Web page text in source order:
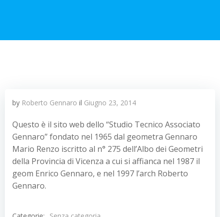
by Roberto Gennaro il Giugno 23, 2014
Questo è il sito web dello “Studio Tecnico Associato
Gennaro” fondato nel 1965 dal geometra Gennaro
Mario Renzo iscritto al n° 275 dell’Albo dei Geometri
della Provincia di Vicenza a cui si affianca nel 1987 il
geom Enrico Gennaro, e nel 1997 l’arch Roberto
Gennaro.